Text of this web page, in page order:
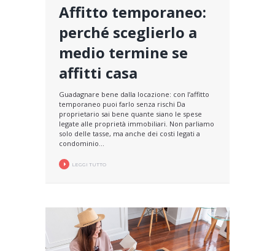
Affitto temporaneo:
perché sceglierlo a
medio termine se
affitti casa
Guadagnare bene dalla locazione: con l’affitto
temporaneo puoi farlo senza rischi Da
proprietario sai bene quante siano le spese
legate alle proprietà immobiliari. Non parliamo
solo delle tasse, ma anche dei costi legati a
condominio...
LEGGI TUTTO